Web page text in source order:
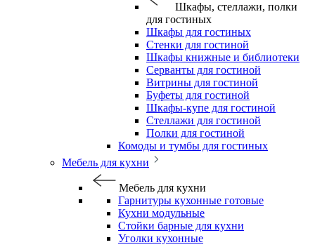
Шкафы, стеллажи, полки
для гостиных
Шкафы для гостиных
Стенки для гостиной
Шкафы книжные и библиотеки
Серванты для гостиной
Витрины для гостиной
Буфеты для гостиной
Шкафы-купе для гостиной
Стеллажи для гостиной
Полки для гостиной
Комоды и тумбы для гостиных
Мебель для кухни
Мебель для кухни
Гарнитуры кухонные готовые
Кухни модульные
Стойки барные для кухни
Уголки кухонные